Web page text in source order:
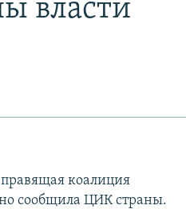
власти
коалиция
сообщила ЦИК страны.